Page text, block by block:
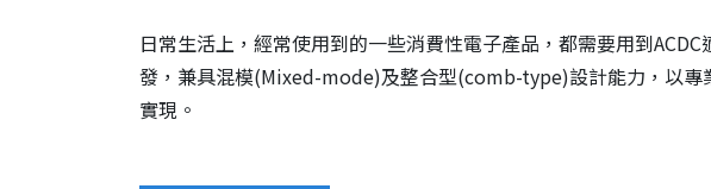
日常生活上，經常使用到的一些消費性電子產品，都需要用到
發，兼具混模(Mixed-mode)及整合型(comb-type)設計能力，以專
實現。